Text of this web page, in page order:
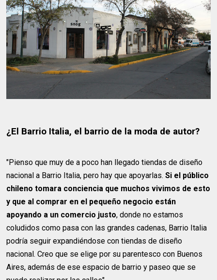
¿El Barrio Italia, el barrio de la moda de autor?
"Pienso que muy de a poco han llegado tiendas de diseño
nacional a Barrio Italia, pero hay que apoyarlas.Si el público
chileno tomara conciencia que muchos vivimos de esto
y que al comprar en el pequeño negocio están
apoyando a un comercio justo, donde no estamos
coludidos como pasa con las grandes cadenas, Barrio Italia
podría seguir expandiéndose con tiendas de diseño
nacional. Creo que se elige por su parentesco con Buenos
Aires, además de ese espacio de barrio y paseo que se